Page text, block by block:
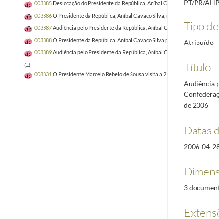
003385 Deslocação do Presidente da República, Aníbal Cavaco Silva ao rio
003386O Presidente da República, Aníbal Cavaco Silva, recebe as cartas
003387Audiência pelo Presidente da República, Aníbal Cavaco Silva
003388O Presidente da República, Aníbal Cavaco Silva participa nas
003389Audiência pelo Presidente da República, Aníbal Cavaco Silva
(...)
008331 O Presidente Marcelo Rebelo de Sousa visita a 21.ª edição da
PT/PR/
Tipo
Atribuído
Título
Audiência
de 2006
Datas
2006-04-
3